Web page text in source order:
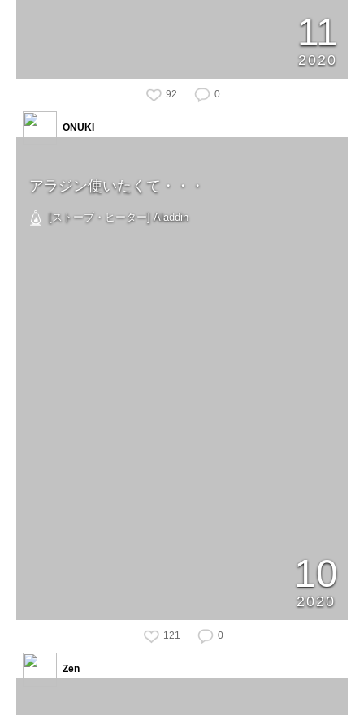
11
2020
92 0
アラジン使いたくて・・・
[ストーブ・ヒーター] Aladdin
10
2020
ONUKI
121 0
Zen